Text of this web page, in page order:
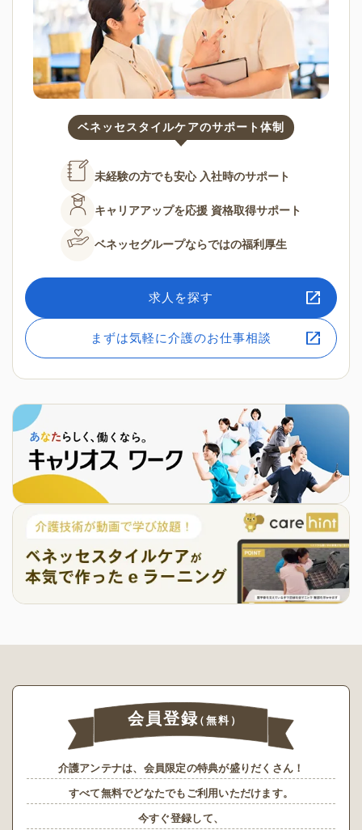
ベネッセスタイルケアのサポート体制
未経験の方でも安心 入社時のサポート
キャリアアップを応援 資格取得サポート
ベネッセグループならではの福利厚生
求人を探す
まずは気軽に介護のお仕事相談
会員登録（無料）
介護アンテナは、会員限定の特典が盛りだくさん！
すべて無料でどなたでもご利用いただけます。
今すぐ登録して、